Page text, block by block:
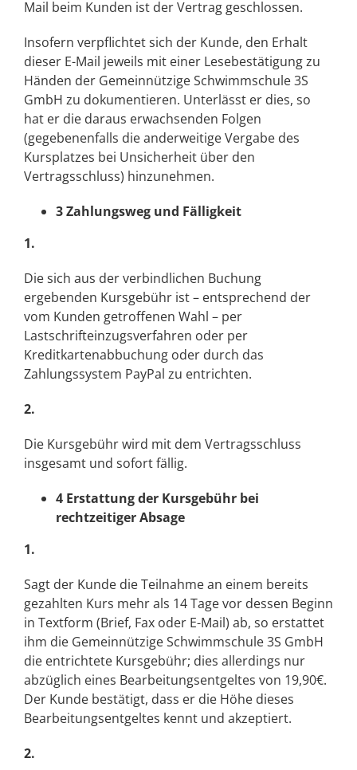
Mail beim Kunden ist der Vertrag geschlossen.
Insofern verpflichtet sich der Kunde, den Erhalt
dieser E-Mail jeweils mit einer Lesebestätigung zu
Händen der Gemeinnützige Schwimmschule 3S
GmbH zu dokumentieren. Unterlässt er dies, so
hat er die daraus erwachsenden Folgen
(gegebenenfalls die anderweitige Vergabe des
Kursplatzes bei Unsicherheit über den
Vertragsschluss) hinzunehmen.
3 Zahlungsweg und Fälligkeit
1.
Die sich aus der verbindlichen Buchung
ergebenden Kursgebühr ist – entsprechend der
vom Kunden getroffenen Wahl – per
Lastschrifteinzugsverfahren oder per
Kreditkartenabbuchung oder durch das
Zahlungssystem PayPal zu entrichten.
2.
Die Kursgebühr wird mit dem Vertragsschluss
insgesamt und sofort fällig.
4 Erstattung der Kursgebühr bei
rechtzeitiger Absage
1.
Sagt der Kunde die Teilnahme an einem bereits
gezahlten Kurs mehr als 14 Tage vor dessen Beginn
in Textform (Brief, Fax oder E-Mail) ab, so erstattet
ihm die Gemeinnützige Schwimmschule 3S GmbH
die entrichtete Kursgebühr; dies allerdings nur
abzüglich eines Bearbeitungsentgeltes von 19,90€.
Der Kunde bestätigt, dass er die Höhe dieses
Bearbeitungsentgeltes kennt und akzeptiert.
2.